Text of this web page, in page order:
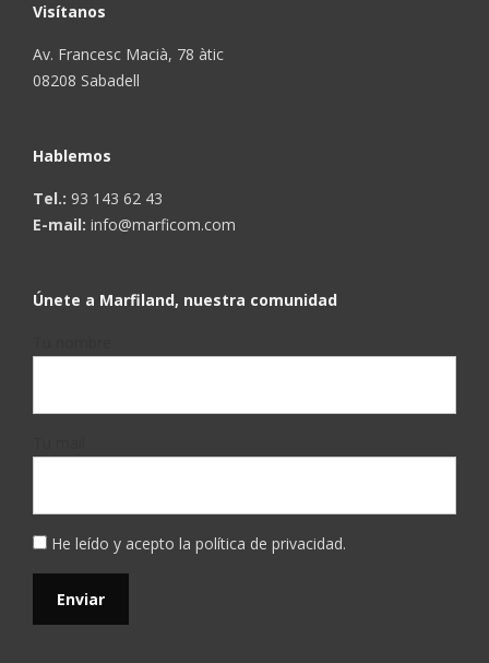
Visítanos
Av. Francesc Macià, 78 àtic
08208 Sabadell
Hablemos
Tel.: 93 143 62 43
E-mail: info@marficom.com
Únete a Marfiland, nuestra comunidad
He leído y acepto la política de privacidad.